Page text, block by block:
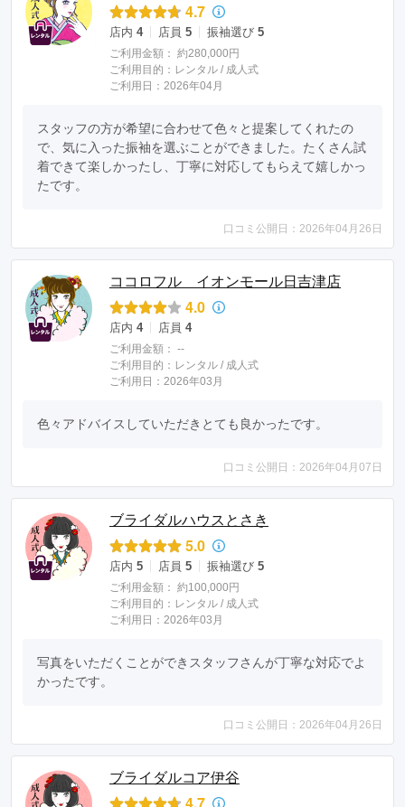
4.7
店内 4 店員 5 振袖選び 5
ご利用金額： 約280,000円
ご利用目的： レンタル / 成人式
ご利用日：2026年04月
スタッフの方が希望に合わせて色々と提案してくれたの
で、気に入った振袖を選ぶことができました。たくさん試
着できて楽しかったし、丁寧に対応してもらえて嬉しかっ
たです。
口コミ公開日：2026年04月26日
ココロフル イオンモール日吉津店
4.0
店内 4 店員 4
ご利用金額： --
ご利用目的： レンタル / 成人式
ご利用日：2026年03月
色々アドバイスしていただきとても良かったです。
口コミ公開日：2026年04月07日
ブライダルハウスとさき
5.0
店内 5 店員 5 振袖選び 5
ご利用金額： 約100,000円
ご利用目的： レンタル / 成人式
ご利用日：2026年03月
写真をいただくことができスタッフさんが丁寧な対応でよ
かったです。
口コミ公開日：2026年04月26日
ブライダルコア伊谷